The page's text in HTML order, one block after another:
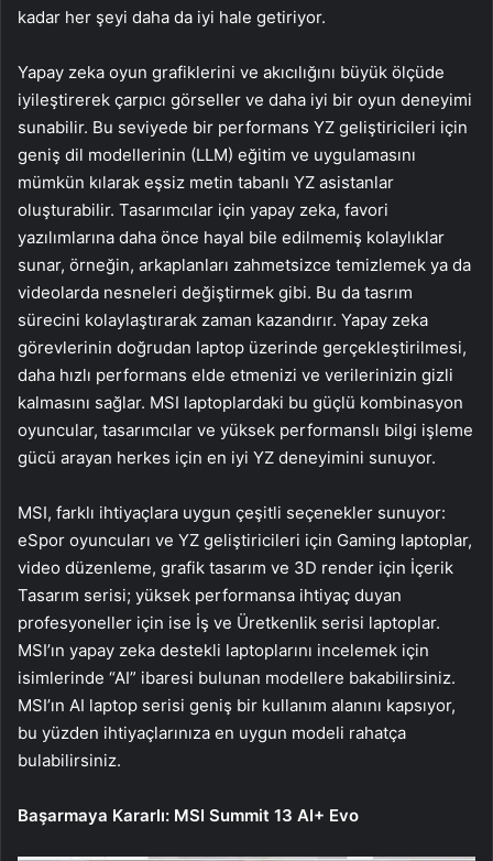
kadar her şeyi daha da iyi hale getiriyor.
Yapay zeka oyun grafiklerini ve akıcılığını büyük ölçüde
iyileştirerek çarpıcı görseller ve daha iyi bir oyun deneyimi
sunabilir. Bu seviyede bir performans YZ geliştiricileri için
geniş dil modellerinin (LLM) eğitim ve uygulamasını
mümkün kılarak eşsiz metin tabanlı YZ asistanlar
oluşturabilir. Tasarımcılar için yapay zeka, favori
yazılımlarına daha önce hayal bile edilmemiş kolaylıklar
sunar, örneğin, arkaplanları zahmetsizce temizlemek ya da
videolarda nesneleri değiştirmek gibi. Bu da tasrım
sürecini kolaylaştırarak zaman kazandırır. Yapay zeka
görevlerinin doğrudan laptop üzerinde gerçekleştirilmesi,
daha hızlı performans elde etmenizi ve verilerinizin gizli
kalmasını sağlar. MSI laptoplardaki bu güçlü kombinasyon
oyuncular, tasarımcılar ve yüksek performanslı bilgi işleme
gücü arayan herkes için en iyi YZ deneyimini sunuyor.
MSI, farklı ihtiyaçlara uygun çeşitli seçenekler sunuyor:
eSpor oyuncuları ve YZ geliştiricileri için Gaming laptoplar,
video düzenleme, grafik tasarım ve 3D render için İçerik
Tasarım serisi; yüksek performansa ihtiyaç duyan
profesyoneller için ise İş ve Üretkenlik serisi laptoplar.
MSI’ın yapay zeka destekli laptoplarını incelemek için
isimlerinde “AI” ibaresi bulunan modellere bakabilirsiniz.
MSI’ın AI laptop serisi geniş bir kullanım alanını kapsıyor,
bu yüzden ihtiyaçlarınıza en uygun modeli rahatça
bulabilirsiniz.
Başarmaya Kararlı: MSI Summit 13 AI+ Evo